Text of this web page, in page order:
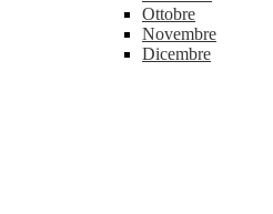
Ottobre
Novembre
Dicembre